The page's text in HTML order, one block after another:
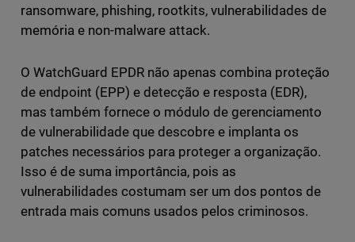
ransomware, phishing, rootkits, vulnerabilidades de
memória e non-malware attack.
O WatchGuard EPDR não apenas combina proteção
de endpoint (EPP) e detecção e resposta (EDR),
mas também fornece o módulo de gerenciamento
de vulnerabilidade que descobre e implanta os
patches necessários para proteger a organização.
Isso é de suma importância, pois as
vulnerabilidades costumam ser um dos pontos de
entrada mais comuns usados pelos criminosos.